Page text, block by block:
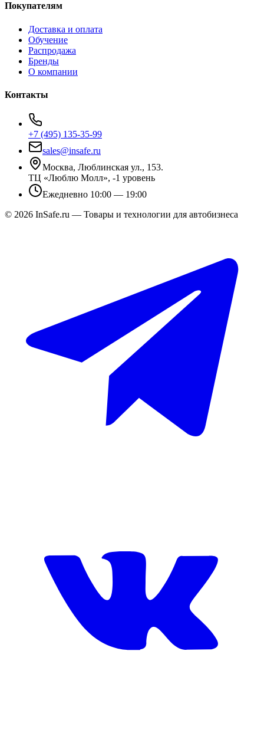
Покупателям
Доставка и оплата
Обучение
Распродажа
Бренды
О компании
Контакты
+7 (495) 135-35-99
sales@insafe.ru
Москва, Люблинская ул., 153.
ТЦ «Люблю Молл», -1 уровень
Ежедневно 10:00 — 19:00
© 2026 InSafe.ru — Товары и технологии для автобизнеса